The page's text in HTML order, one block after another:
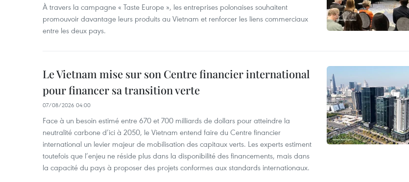
À travers la campagne « Taste Europe », les entreprises polonaises souhaitent
promouvoir davantage leurs produits au Vietnam et renforcer les liens commerciaux
entre les deux pays.
Le Vietnam mise sur son Centre financier international
pour financer sa transition verte
07/08/2026 04:00
Face à un besoin estimé entre 670 et 700 milliards de dollars pour atteindre la
neutralité carbone d’ici à 2050, le Vietnam entend faire du Centre financier
international un levier majeur de mobilisation des capitaux verts. Les experts estiment
toutefois que l’enjeu ne réside plus dans la disponibilité des financements, mais dans
la capacité du pays à proposer des projets conformes aux standards internationaux.